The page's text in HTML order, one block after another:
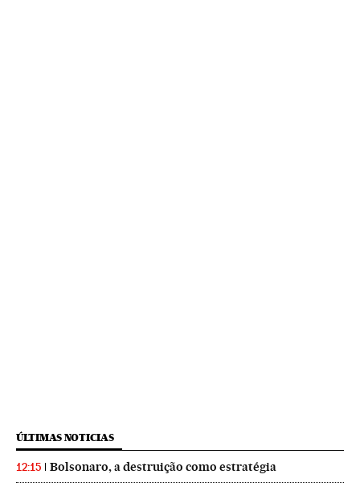
ÚLTIMAS NOTICIAS
12:15 Bolsonaro, a destruição como estratégia